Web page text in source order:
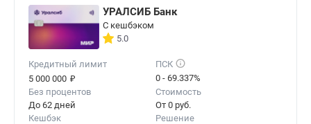
УРАЛСИБ Банк
С кешбэком
5.0
Кредитный лимит
5 000 000 ₽
ПСК
0 - 69.337%
Без процентов
До 62 дней
Стоимость
От 0 руб.
Кешбэк
Решение